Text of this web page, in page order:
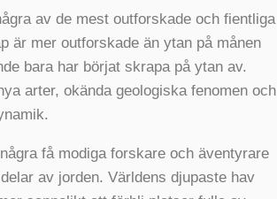
av de mest outforskade och fientliga
är mer outforskade än ytan på månen
bara har börjat skrapa på ytan av.
arter, okända geologiska fenomen och
få modiga forskare och äventyrare
av jorden. Världens djupaste hav